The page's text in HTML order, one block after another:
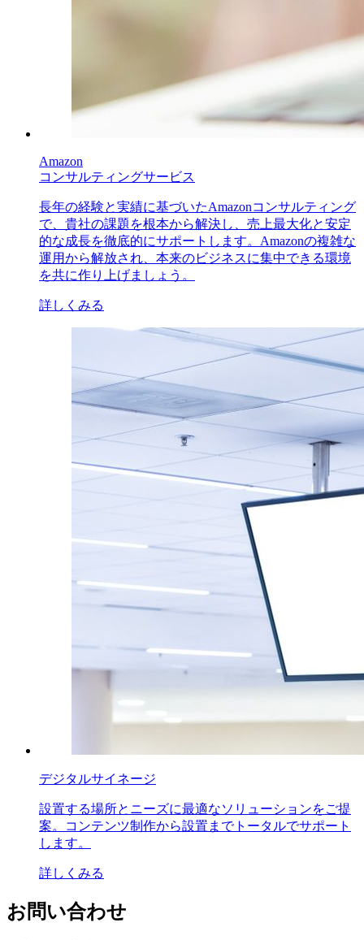
Amazon
コンサルティングサービス
長年の経験と実績に基づいたAmazonコンサルティング
で、貴社の課題を根本から解決し、売上最大化と安定
的な成長を徹底的にサポートします。Amazonの複雑な
運用から解放され、本来のビジネスに集中できる環境
を共に作り上げましょう。
詳しくみる
デジタルサイネージ
設置する場所とニーズに最適なソリューションをご提
案。コンテンツ制作から設置までトータルでサポート
します。
詳しくみる
お問い合わせ